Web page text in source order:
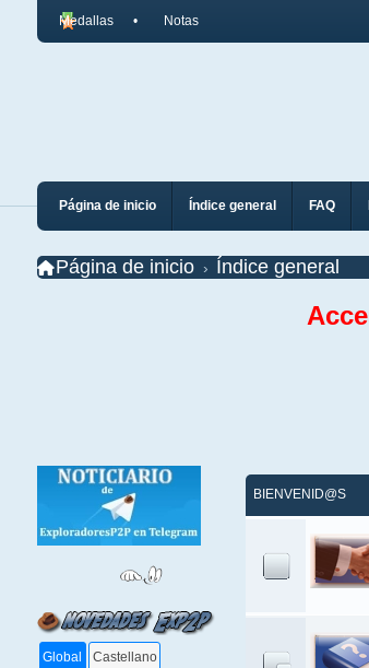
Medallas Notas
Página de inicio Índice general FAQ
Página de inicio Índice general
Global Castellano
BIENVENID@S